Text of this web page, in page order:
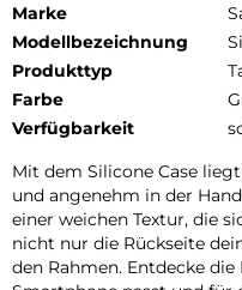
Marke
Modellbezeichnung
Produkttyp
Farbe
Verfügbarkeit
Mit dem Silicone Case
und angenehm in der
einer weichen Textur, die
nicht nur die Rückseite
den Rahmen. Entdecke